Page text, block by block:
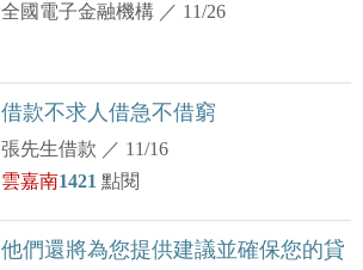
全國電子金融機構 ／ 11/26
借款不求人借急不借窮
張先生借款 ／ 11/16
雲嘉南1421點閱
他們還將為您提供建議並確保您的貸